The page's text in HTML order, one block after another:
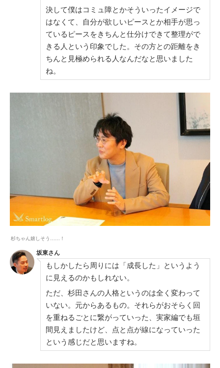
決して僕はコミュ障とかそういったイメージで
はなくて、自分が欲しいピースとか相手が思っ
ているピースをきちんと仕分けできて整理がで
きる人という印象でした。その方との距離をき
ちんと見極められる人なんだなと思いました
ね。
杉ちゃん嬉しそう……！
坂東さん
もしかしたら周りには「成長した」というよう
に見えるのかもしれない。
ただ、杉田さんの人格というのは全く変わって
いない。元からあるもの。それらがおそらく回
を重ねるごとに繋がっていった、実家編でも垣
間見えましたけど、点と点が線になっていった
という感じだと思いますね。